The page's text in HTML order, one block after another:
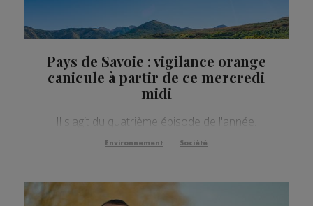
Pays de Savoie : vigilance orange
canicule à partir de ce mercredi
midi
Il s'agit du quatrième épisode de l'année.
Environnement Société